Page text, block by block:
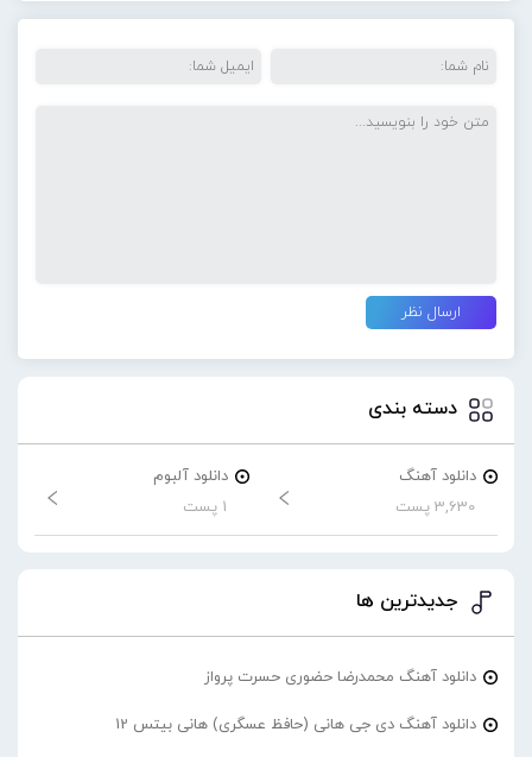
دسته بندی
دانلود آهنگ
3,630 پست
دانلود آلبوم
1 پست
جدیدترین ها
دانلود آهنگ محمدرضا حضورى حسرت پرواز
دانلود آهنگ دی جی هانی (حافظ عسگری) هانی بیتس 12